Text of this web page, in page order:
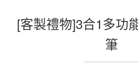
[客製禮物]3合1多功
筆